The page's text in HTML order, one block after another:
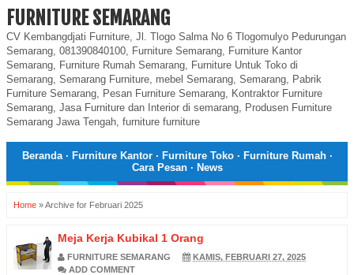
FURNITURE SEMARANG
CV Kembangdjati Furniture, Jl. Tlogo Salma No 6 Tlogomulyo Pedurungan
Semarang, 081390840100, Furniture Semarang, Furniture Kantor
Semarang, Furniture Rumah Semarang, Furniture Untuk Toko di
Semarang, Semarang Furniture, mebel Semarang, Semarang, Pabrik
Furniture Semarang, Pesan Furniture Semarang, Kontraktor Furniture
Semarang, Jasa Furniture dan Interior di semarang, Produsen Furniture
Semarang Jawa Tengah, furniture furniture
Beranda· Furniture Kantor· Furniture Toko· Furniture Rumah·
Cara Pesan· News
Home »Archive for Februari 2025
Meja Kerja Kubikal 1 Orang
FURNITURE SEMARANG
KAMIS, FEBRUARI 27, 2025
ADD COMMENT